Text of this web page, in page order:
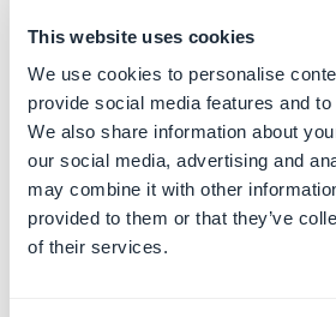
This website uses cookies
We use cookies to personalise
provide social media features and
We also share information about
our social media, advertising and
may combine it with other
provided to them or that they’ve
of their services.
Distribution à la
date dans
compte
Apple
Vous ne devez JAMAIS créer 2